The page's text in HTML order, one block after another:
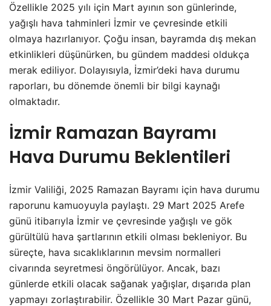
Özellikle 2025 yılı için Mart ayının son günlerinde,
yağışlı hava tahminleri İzmir ve çevresinde etkili
olmaya hazırlanıyor. Çoğu insan, bayramda dış mekan
etkinlikleri düşünürken, bu gündem maddesi oldukça
merak ediliyor. Dolayısıyla, İzmir’deki hava durumu
raporları, bu dönemde önemli bir bilgi kaynağı
olmaktadır.
İzmir Ramazan Bayramı
Hava Durumu Beklentileri
İzmir Valiliği, 2025 Ramazan Bayramı için hava durumu
raporunu kamuoyuyla paylaştı. 29 Mart 2025 Arefe
günü itibarıyla İzmir ve çevresinde yağışlı ve gök
gürültülü hava şartlarının etkili olması bekleniyor. Bu
süreçte, hava sıcaklıklarının mevsim normalleri
civarında seyretmesi öngörülüyor. Ancak, bazı
günlerde etkili olacak sağanak yağışlar, dışarıda plan
yapmayı zorlaştırabilir. Özellikle 30 Mart Pazar günü,